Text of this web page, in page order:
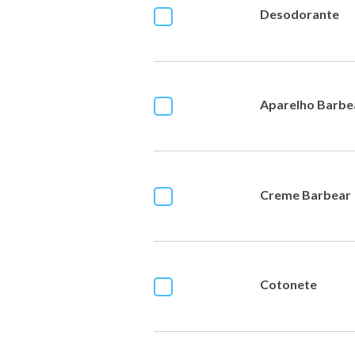
Desodorante
Aparelho
Creme Barbear
Cotonete